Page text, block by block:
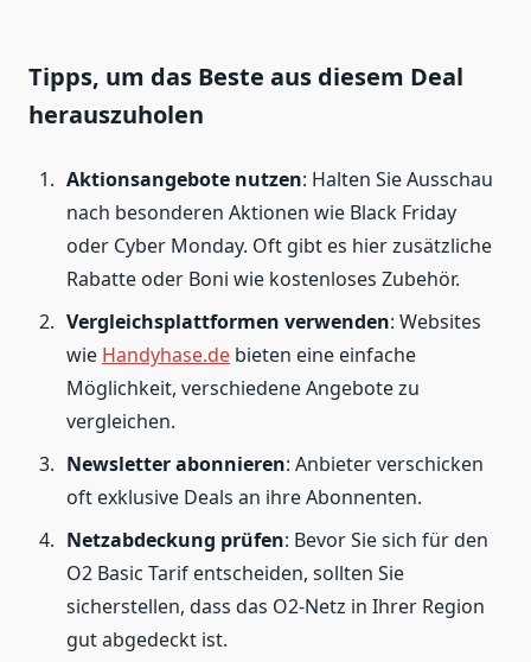
Tipps, um das Beste aus diesem Deal
herauszuholen
Aktionsangebote nutzen: Halten Sie Ausschau
nach besonderen Aktionen wie Black Friday
oder Cyber Monday. Oft gibt es hier zusätzliche
Rabatte oder Boni wie kostenloses Zubehör.
Vergleichsplattformen verwenden: Websites
wie Handyhase.de bieten eine einfache
Möglichkeit, verschiedene Angebote zu
vergleichen.
Newsletter abonnieren: Anbieter verschicken
oft exklusive Deals an ihre Abonnenten.
Netzabdeckung prüfen: Bevor Sie sich für den
O2 Basic Tarif entscheiden, sollten Sie
sicherstellen, dass das O2-Netz in Ihrer Region
gut abgedeckt ist.